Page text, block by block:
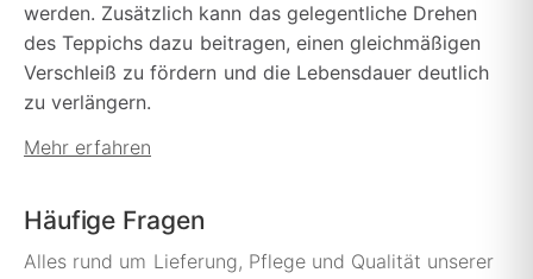
werden. Zusätzlich kann das gelegentliche Drehen
des Teppichs dazu beitragen, einen gleichmäßigen
Verschleiß zu fördern und die Lebensdauer deutlich
zu verlängern.
Mehr erfahren
Häufige Fragen
Alles rund um Lieferung, Pflege und Qualität unserer